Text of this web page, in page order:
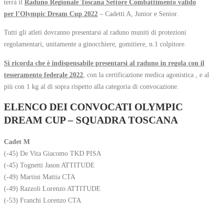
terrà il
Raduno Regionale Toscana Settore Combattimento valido
per l’Olympic Dream Cup 2022 – Cadetti A, Junior e Senior.
Tutti gli atleti dovranno presentarsi al raduno muniti di protezioni
regolamentari, unitamente a ginocchiere, gomitiere, n.1 colpitore.
Si ricorda che è indispensabile presentarsi al raduno in regola con il
tesseramento federale 2022 , con la certificazione medica agonistica , e al
più con 1 kg al di sopra rispetto alla categoria di convocazione.
ELENCO DEI CONVOCATI OLYMPIC
DREAM CUP – SQUADRA TOSCANA
Cadet M
(-45) De Vita Giacomo TKD PISA
(-45) Tognetti Jason ATTITUDE
(-49) Martini Mattia CTA
(-49) Razzoli Lorenzo ATTITUDE
(-53) Franchi Lorenzo CTA